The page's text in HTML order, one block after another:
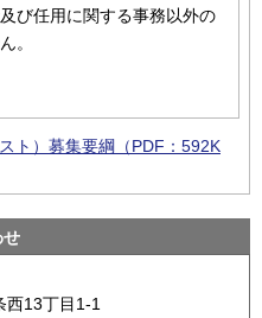
び任用に関する事務以外の
。
ト）募集要綱（PDF：592K
せ
西13丁目1-1